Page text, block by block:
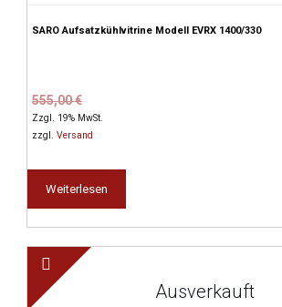
SARO Aufsatzkühlvitrine Modell EVRX 1400/330
555,00€Ursprünglicher
Preis
war:
Aktueller
Preis
ist:
Zzgl. 19% MwSt.
zzgl.Versand
Weiterlesen
Ausverkauft